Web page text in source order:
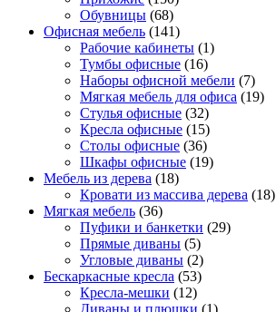
Обувницы (68)
Офисная мебель (141)
Рабочие кабинеты (1)
Тумбы офисные (16)
Наборы офисной мебели (7)
Мягкая мебель для офиса (19)
Стулья офисные (32)
Кресла офисные (15)
Столы офисные (36)
Шкафы офисные (19)
Мебель из дерева (18)
Кровати из массива дерева (18)
Мягкая мебель (36)
Пуфики и банкетки (29)
Прямые диваны (5)
Угловые диваны (2)
Бескаркасные кресла (53)
Кресла-мешки (12)